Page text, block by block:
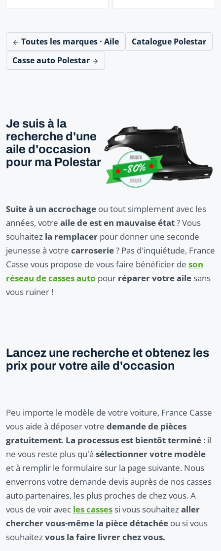
Toutes les marques · Aile
Catalogue Polestar
Casse auto Polestar
Je suis à la
recherche d'une
aile d'occasion
pour ma Polestar
Suite à un accrochage ou tout simplement avec les
années, votre aile de est en mauvaise état? Vous
souhaitez la remplacer pour donner une seconde
jeunesse à votre carroserie? Pas d'inquiétude, France
Casse vous propose de vous faire bénéficier de son
réseau de casses auto pour réparer votre aile sans
vous ruiner !
Lancez une recherche et obtenez les
prix pour votre aile d'occasion
Peu importe le modèle de votre voiture, France Casse
vous aide à déposer votre demande de pièces
gratuitement. La processus est bientôt terminé : il
ne vous reste plus qu'à sélectionner votre modèle
et à remplir le formulaire sur la page suivante. Nous
enverrons votre demande devis auprès de nos casses
auto partenaires, les plus proches de chez vous. A
vous de voir avec les casses si vous souhaitezaller
chercher vous-même la pièce détachée ou si vous
souhaitezvous la faire livrer chez vous.